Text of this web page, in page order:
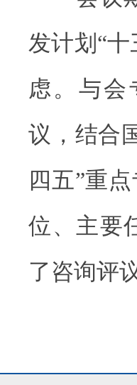
发计划“
虑。与
议，结合
四五”重
位、主要
了咨询评